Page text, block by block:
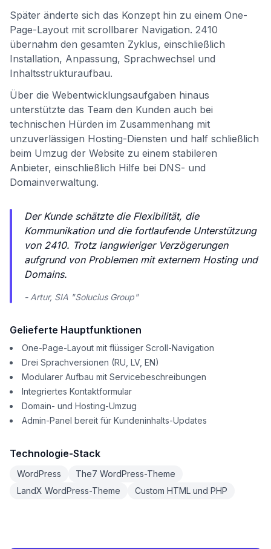
Später änderte sich das Konzept hin zu einem One-
Page-Layout mit scrollbarer Navigation. 2410
übernahm den gesamten Zyklus, einschließlich
Installation, Anpassung, Sprachwechsel und
Inhaltsstrukturaufbau.
Über die Webentwicklungsaufgaben hinaus
unterstützte das Team den Kunden auch bei
technischen Hürden im Zusammenhang mit
unzuverlässigen Hosting-Diensten und half schließlich
beim Umzug der Website zu einem stabileren
Anbieter, einschließlich Hilfe bei DNS- und
Domainverwaltung.
Der Kunde schätzte die Flexibilität, die
Kommunikation und die fortlaufende Unterstützung
von 2410. Trotz langwieriger Verzögerungen
aufgrund von Problemen mit externem Hosting und
Domains.
- Artur, SIA "Solucius Group"
Gelieferte Hauptfunktionen
One-Page-Layout mit flüssiger Scroll-Navigation
Drei Sprachversionen (RU, LV, EN)
Modularer Aufbau mit Servicebeschreibungen
Integriertes Kontaktformular
Domain- und Hosting-Umzug
Admin-Panel bereit für Kundeninhalts-Updates
Technologie-Stack
WordPress
The7 WordPress-Theme
LandX WordPress-Theme
Custom HTML und PHP